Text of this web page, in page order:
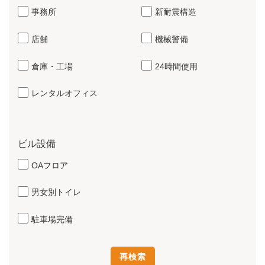
事務所
店舗
倉庫・工場
レンタルオフィス
新耐震構造
機械警備
24時間使用
ビル設備
OAフロア
男女別トイレ
駐車場完備